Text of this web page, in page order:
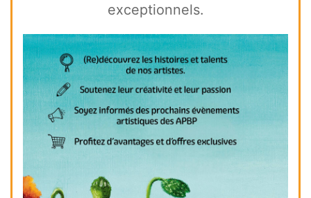
exceptionnels.